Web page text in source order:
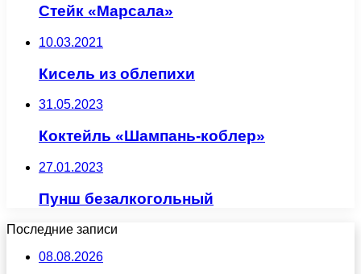
Стейк «Марсала»
10.03.2021
Кисель из облепихи
31.05.2023
Коктейль «Шампань-коблер»
27.01.2023
Пунш безалкогольный
Последние записи
08.08.2026